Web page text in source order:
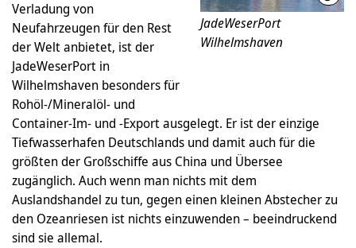
JadeWeserPort
Wilhelmshaven
Verladung von
Neufahrzeugen für den Rest
der Welt anbietet, ist der
JadeWeserPort in
Wilhelmshaven besonders für
Rohöl-/Mineralöl- und
Container-Im- und -Export ausgelegt. Er ist der einzige
Tiefwasserhafen Deutschlands und damit auch für die
größten der Großschiffe aus China und Übersee
zugänglich. Auch wenn man nichts mit dem
Auslandshandel zu tun, gegen einen kleinen Abstecher zu
den Ozeanriesen ist nichts einzuwenden – beeindruckend
sind sie allemal.